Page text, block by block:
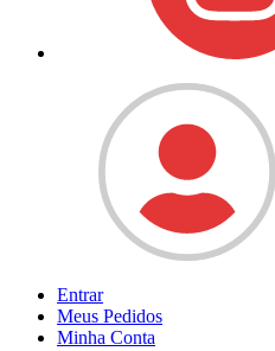
Entrar
Meus Pedidos
Minha Conta